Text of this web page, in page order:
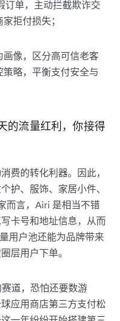
订单，主动拦截欺诈交
拒付损失；
像，区分高可信老客
略，平衡支付安全与
的流量红利，你接得
费的转化利器。因此，
护、服饰、家居小件、
而言，Airi 是相当不错
卡号和地址信息，从而
用户池还能为品牌带来
层用户下单。
道，恐怕还要数游
应用商店第三方支付松